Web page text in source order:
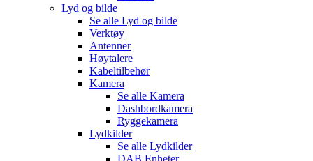
Lyd og bilde
Se alle Lyd og bilde
Verktøy
Antenner
Høytalere
Kabeltilbehør
Kamera
Se alle Kamera
Dashbordkamera
Ryggekamera
Lydkilder
Se alle Lydkilder
DAB Enheter